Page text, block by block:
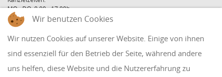
MO - DO: 8:00 - 17:00h
FR: 8:00 - 12:00h
Tel: +43 7272 39 79 - 0
Fax: +43 7272 39 79 - 9
QUICKLINKS
Wir benutzen Cookies
Wir nutzen Cookies auf unserer Website. Einige von ihnen
sind essenziell für den Betrieb der Seite, während andere
uns helfen, diese Website und die Nutzererfahrung zu